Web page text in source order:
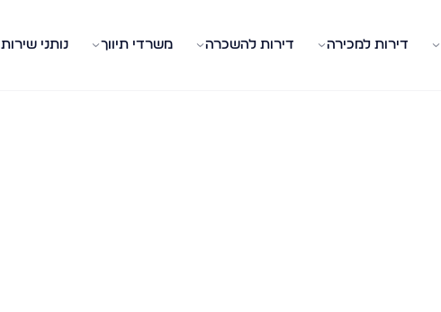
דירות למכירה דירות להשכרה משרדי תיווך נותני שירות